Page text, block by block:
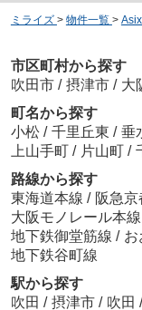
ミライズ > 物件一覧 > Asix
市区町村から探す
吹田市 / 摂津市 / 大
町名から探す
小松 / 千里丘東 / 垂
上山手町 / 片山町 /
路線から探す
東海道本線 / 阪急
大阪モノレール本線
地下鉄御堂筋線 / お
地下鉄谷町線
駅から探す
吹田 / 摂津市 / 吹田 /